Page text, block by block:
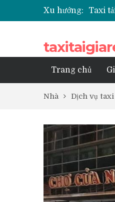
Xu hướng:
Taxi
Taxi
Taxi
Trang chủ
Nhà Dịch vụ